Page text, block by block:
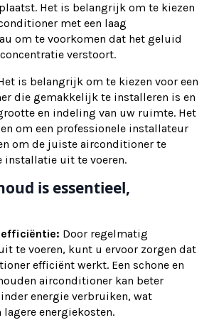
Het is belangrijk om te kiezen
met een laag
om te voorkomen dat het geluid
verstoort.
is belangrijk om te kiezen voor een
die gemakkelijk te installeren is en
en indeling van uw ruimte. Het
om een professionele installateur
om de juiste airconditioner te
installatie uit te voeren.
is essentieel,
Door regelmatig
te voeren, kunt u ervoor zorgen dat
efficiënt werkt. Een schone en
airconditioner kan beter
energie verbruiken, wat
energiekosten.